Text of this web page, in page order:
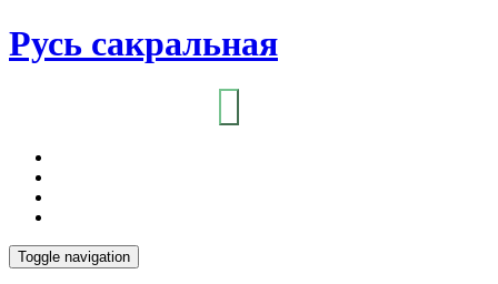
Русь сакральная
Toggle navigation